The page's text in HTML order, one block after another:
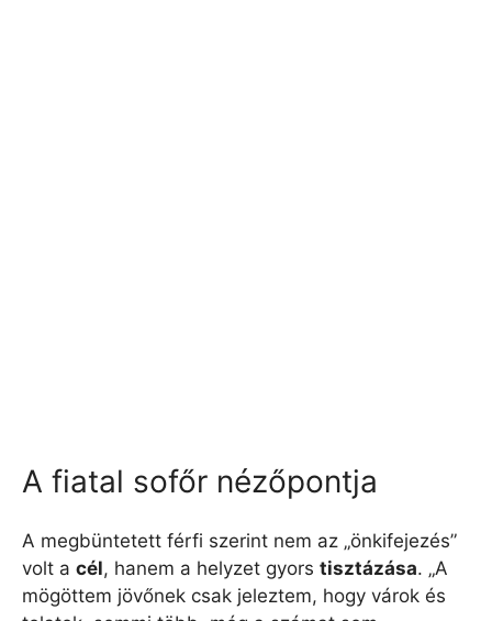
A fiatal sofőr nézőpontja
A megbüntetett férfi szerint nem az „önkifejezés”
volt a cél, hanem a helyzet gyors tisztázása. „A
mögöttem jövőnek csak jeleztem, hogy várok és